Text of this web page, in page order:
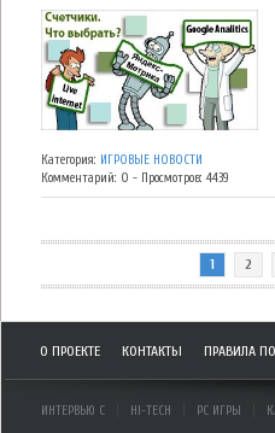
Категория: ИГРОВЫЕ НОВОСТИ
Комментарий: 0 - Просмотров: 4439
1 2
О ПРОЕКТЕ КОНТАКТЫ ПРАВИЛА
ИНТЕРВЬЮ С HI-TECH PC ИГРЫ